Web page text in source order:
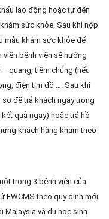
lao động hoặc tự đến
sức khỏe. Sau khi nộp
mẫu khám sức khỏe để
viên bệnh viện sẽ hướng
quang, tiêm chủng (nếu
điện tim đồ …. Sau khi
sơ để trả khách ngay trong
quả ngay) hoặc trả hồ
khách hàng khám theo
trong 3 bệnh viện của
FWCMS theo quy định mới
Malaysia và du học sinh